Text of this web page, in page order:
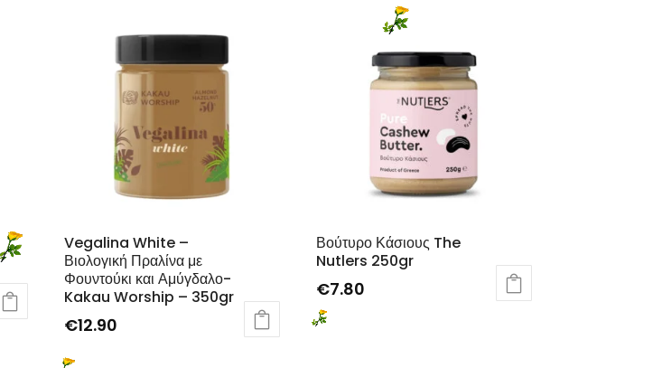
Vegalina White –
Βιολογική Πραλίνα με
Φουντούκι και Αμύγδαλο-
Kakau Worship – 350gr
€12.90
Βούτυρο Κάσιους The
Nutlers 250gr
€7.80